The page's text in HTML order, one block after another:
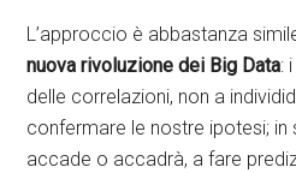
L’approccio è abbastanza
nuova rivoluzione dei Big Data:
delle correlazioni, non a
confermare le nostre ipotesi;
accade o accadrà, a fare